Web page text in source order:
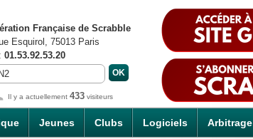
Jeunes Clubs Logiciels Arbitrage
Française de Scrabble
Esquirol, 75013 Paris
01.53.92.53.20
Il y a actuellement 433 visiteurs